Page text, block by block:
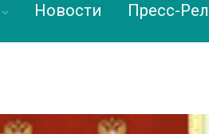
Новости Пресс-